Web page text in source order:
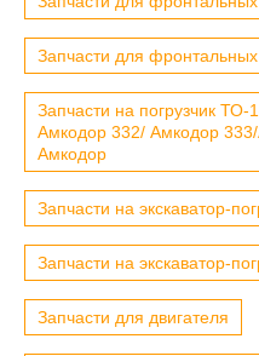
Запчасти для фронтальных
Запчасти на погрузчик
Амкодор 332/ Амкодор
Амкодор
Запчасти на экскаватор-
Запчасти на экскаватор-
Запчасти для двигателя